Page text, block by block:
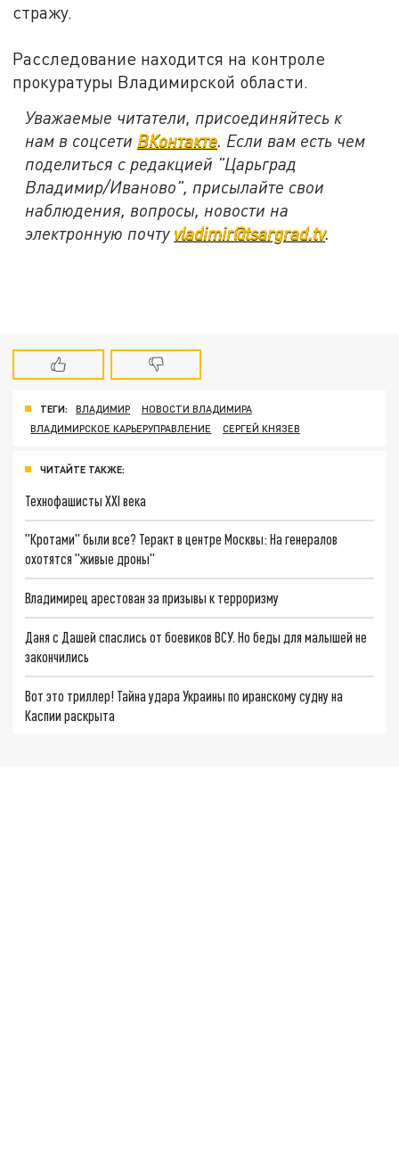
стражу.
Расследование находится на контроле
прокуратуры Владимирской области.
Уважаемые читатели, присоединяйтесь к
нам в соцсети ВКонтакте. Если вам есть чем
поделиться с редакцией "Царьград
Владимир/Иваново", присылайте свои
наблюдения, вопросы, новости на
электронную почту vladimir@tsargrad.tv.
ТЕГИ: ВЛАДИМИР
НОВОСТИ ВЛАДИМИРА
ВЛАДИМИРСКОЕ КАРЬЕРУПРАВЛЕНИЕ
СЕРГЕЙ КНЯЗЕВ
ЧИТАЙТЕ ТАКЖЕ:
Технофашисты XXI века
"Кротами" были все? Теракт в центре Москвы: На генералов
охотятся "живые дроны"
Владимирец арестован за призывы к терроризму
Даня с Дашей спаслись от боевиков ВСУ. Но беды для малышей не
закончились
Вот это триллер! Тайна удара Украины по иранскому судну на
Каспии раскрыта